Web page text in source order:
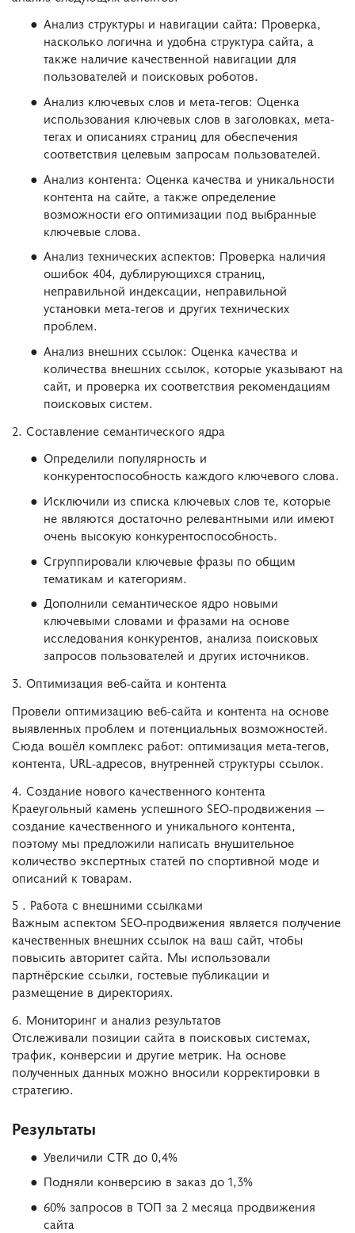
Анализ структуры и навигации сайта: Проверка,
насколько логична и удобна структура сайта, а
также наличие качественной навигации для
пользователей и поисковых роботов.
Анализ ключевых слов и мета-тегов: Оценка
использования ключевых слов в заголовках, мета-
тегах и описаниях страниц для обеспечения
соответствия целевым запросам пользователей.
Анализ контента: Оценка качества и уникальности
контента на сайте, а также определение
возможности его оптимизации под выбранные
ключевые слова.
Анализ технических аспектов: Проверка наличия
ошибок 404, дублирующихся страниц,
неправильной индексации, неправильной
установки мета-тегов и других технических
проблем.
Анализ внешних ссылок: Оценка качества и
количества внешних ссылок, которые указывают на
сайт, и проверка их соответствия рекомендациям
поисковых систем.
2. Составление семантического ядра
Определили популярность и
конкурентоспособность каждого ключевого слова.
Исключили из списка ключевых слов те, которые
не являются достаточно релевантными или имеют
очень высокую конкурентоспособность.
Сгруппировали ключевые фразы по общим
тематикам и категориям.
Дополнили семантическое ядро новыми
ключевыми словами и фразами на основе
исследования конкурентов, анализа поисковых
запросов пользователей и других источников.
3. Оптимизация веб-сайта и контента
Провели оптимизацию веб-сайта и контента на основе
выявленных проблем и потенциальных возможностей.
Сюда вошёл комплекс работ: оптимизация мета-тегов,
контента, URL-адресов, внутренней структуры ссылок.
4. Создание нового качественного контента
Краеугольный камень успешного SEO-продвижения —
создание качественного и уникального контента,
поэтому мы предложили написать внушительное
количество экспертных статей по спортивной моде и
описаний к товарам.
5 . Работа с внешними ссылками
Важным аспектом SEO-продвижения является получение
качественных внешних ссылок на ваш сайт, чтобы
повысить авторитет сайта. Мы использовали
партнёрские ссылки, гостевые публикации и
размещение в директориях.
6. Мониторинг и анализ результатов
Отслеживали позиции сайта в поисковых системах,
трафик, конверсии и другие метрик. На основе
полученных данных можно вносили корректировки в
стратегию.
Результаты
Увеличили CTR до 0,4%
Подняли конверсию в заказ до 1,3%
60% запросов в ТОП за 2 месяца продвижения
сайта